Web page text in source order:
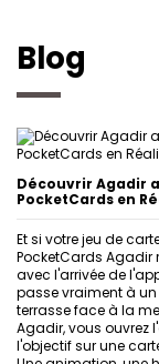
Blog
Découvrir Agadir
PocketCards en
Et si votre jeu de
PocketCards Agadir
avec l'arrivée de
passe vraiment à
terrasse face à la
Agadir, vous ouvrez
l'objectif sur une